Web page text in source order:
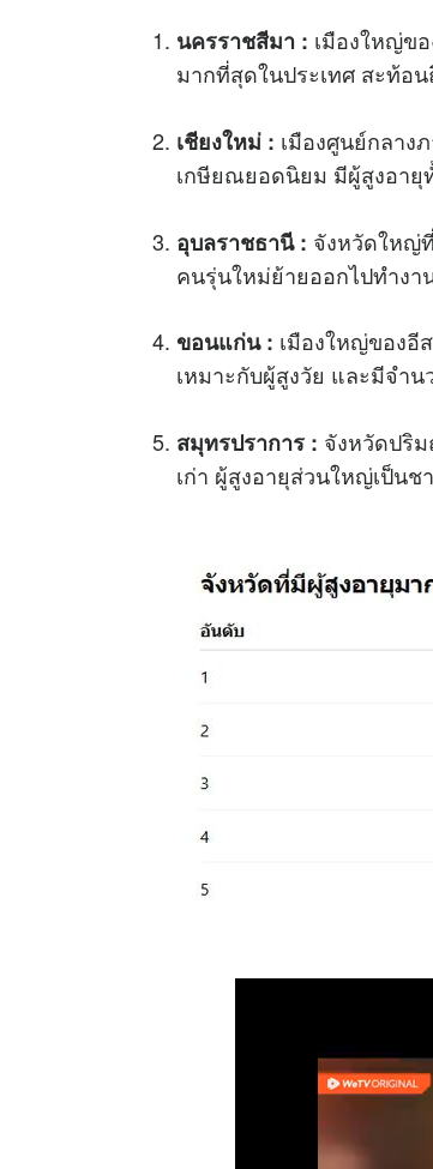
นครราชสีมา : เมืองใหญ่ข
มากที่สุดในประเทศ สะท้อ
เชียงใหม่ : เมืองศูนย์กลาง
เกษียณยอดนิยม มีผู้สูงอายุ
อุบลราชธานี : จังหวัดใหญ่
คนรุ่นใหม่ย้ายออกไปทำงา
ขอนแก่น : เมืองใหญ่ของอี
เหมาะกับผู้สูงวัย และมีจำ
สมุทรปราการ : จังหวัดปริ
เก่า ผู้สูงอายุส่วนใหญ่เป็น